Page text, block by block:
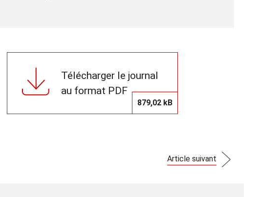
Télécharger le journal
au format PDF
879,02 kB
Article suivant